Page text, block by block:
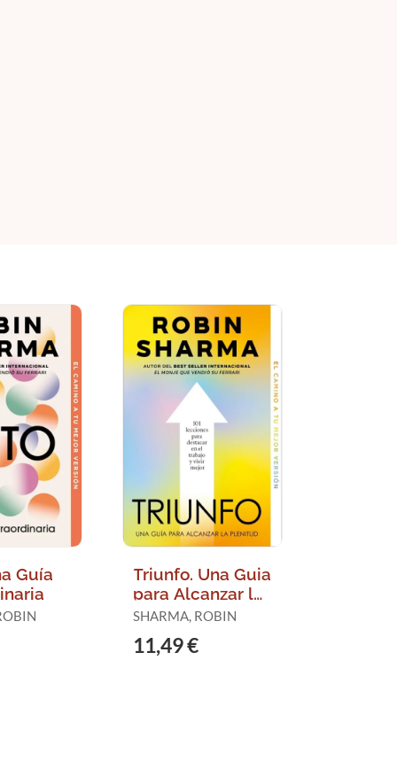
Guía
Triunfo. Una Guia
para Alcanzar la
Plenitud
SHARMA, ROBIN
11,49 €